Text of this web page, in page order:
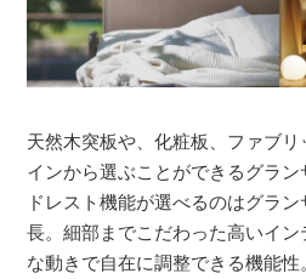
天然木突板や、化粧板、ファブ
インから選ぶことができるグラ
ドレスト機能が選べるのはグラ
長。細部までこだわった高いイ
な動きで自在に調整できる機能